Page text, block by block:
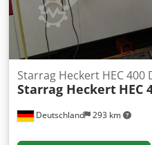
Deutschland 293 km
Starrag Heckert HEC 400
Starrag Heckert HEC